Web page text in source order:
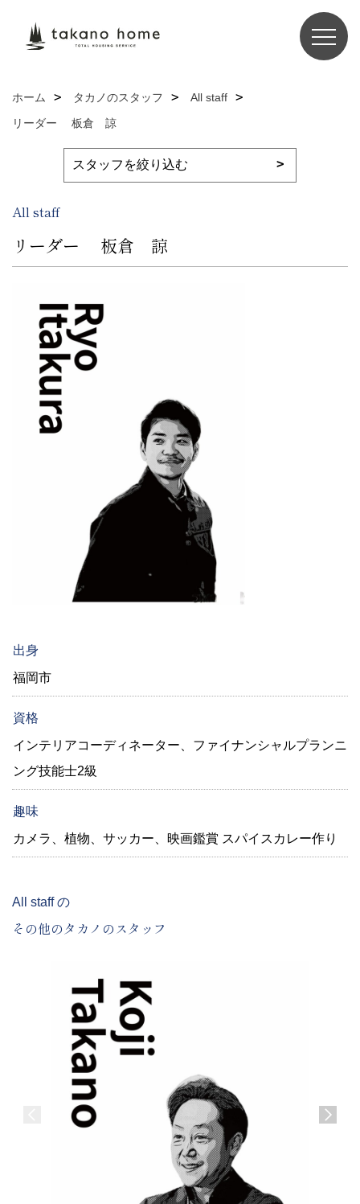
ホーム タカノのスタッフ
All staff
リーダー 板倉 諒
All staff
リーダー 板倉 諒
出身
福岡市
資格
インテリアコーディネーター、ファイナンシャルプランニ
ング技能士2級
趣味
カメラ、植物、サッカー、映画鑑賞 スパイスカレー作り
All staff の
その他のタカノのスタッフ